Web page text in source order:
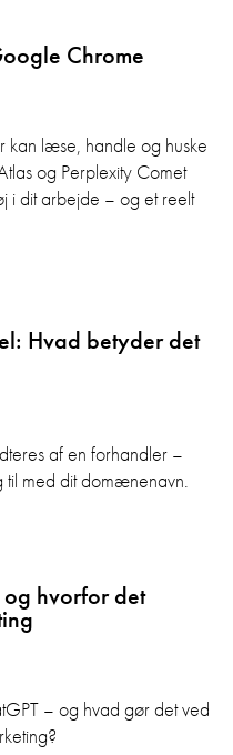
Chrome
læse, handle og huske
og Perplexity Comet
i dit arbejde – og et reelt
Hvad betyder det
af en forhandler –
med dit domænenavn.
og hvorfor det
– og hvad gør det ved